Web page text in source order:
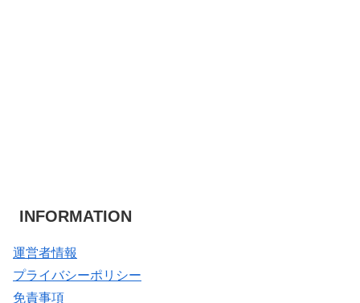
INFORMATION
運営者情報
プライバシーポリシー
免責事項